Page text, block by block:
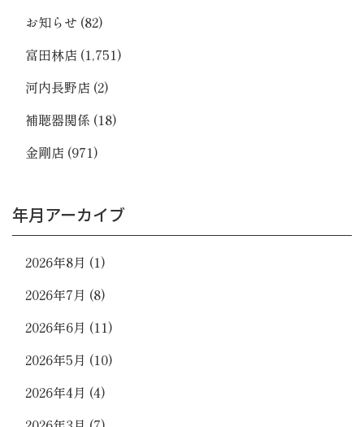
お知らせ (82)
富田林店 (1,751)
河内長野店 (2)
補聴器関係 (18)
金剛店 (971)
年月アーカイブ
2026年8月 (1)
2026年7月 (8)
2026年6月 (11)
2026年5月 (10)
2026年4月 (4)